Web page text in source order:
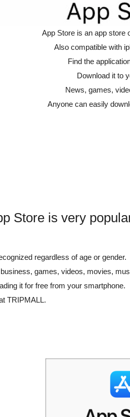
App Store is an app store
Also compatible with
Find the
Download it to
News, games,
Anyone can easily
Store is very
regardless of age or gender.
games, videos, movies,
it for free from your smartphone.
TRIPMALL.